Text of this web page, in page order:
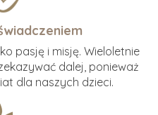
pasję i misję. Wieloletnie
dalej, ponieważ
dla naszych dzieci.